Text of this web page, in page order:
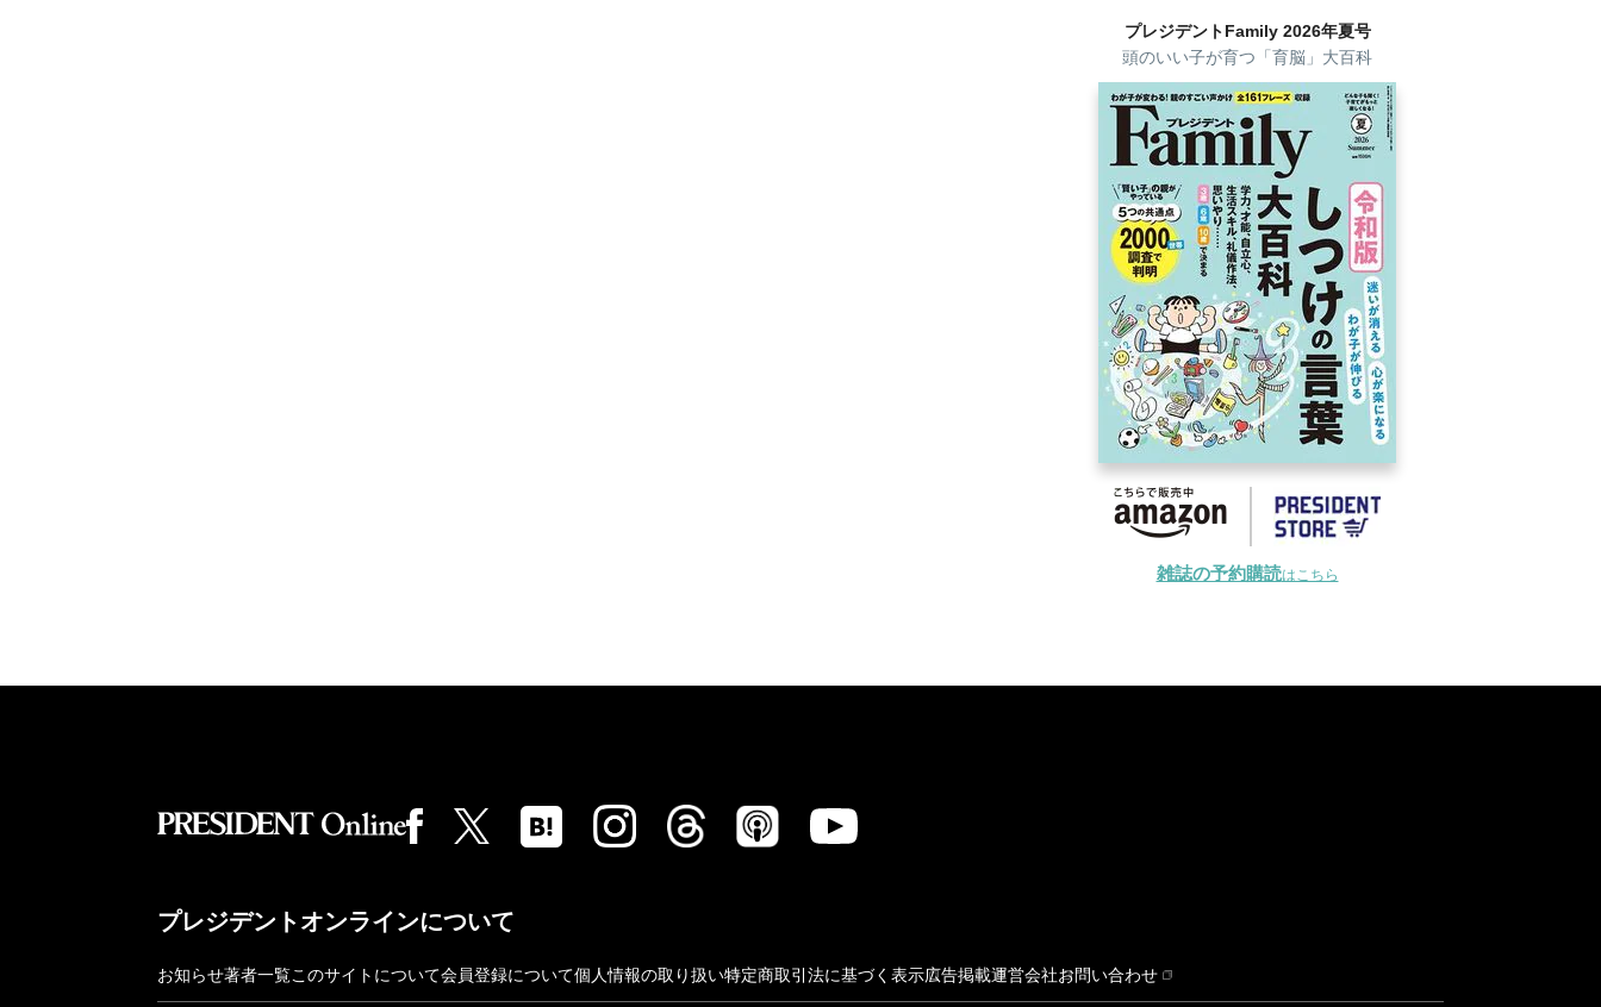
プレジデントFamily 2026年夏号
頭のいい子が育つ「育脳」大百科
雑誌の予約購読はこちら
プレジデントオンラインについて
お知らせ著者一覧このサイトについて会員登録について個人情報の取り扱い特定商取引法に基づく表示広告掲載運営会社お問い合わせ